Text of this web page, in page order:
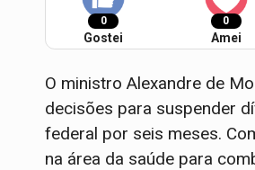
0
Gostei
0
Amei
O ministro Alexandre de
decisões para suspender
federal por seis meses.
na área da saúde para